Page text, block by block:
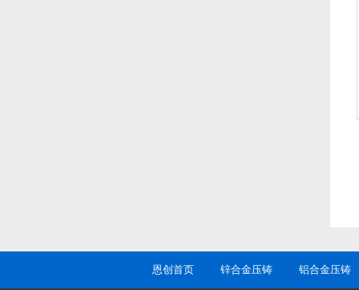
恩创首页 锌合金压铸 铝合金压铸